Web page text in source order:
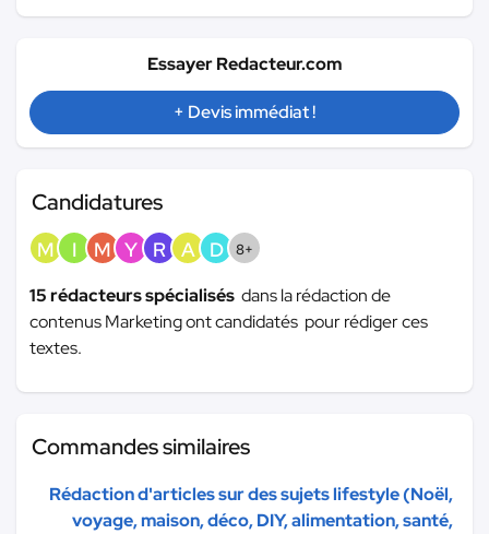
Essayer Redacteur.com
+ Devis immédiat !
Candidatures
M I M Y R A D 8+
15 rédacteurs spécialisés dans la rédaction de
contenus Marketing ont candidatés pour rédiger ces
textes.
Commandes similaires
Rédaction d'articles sur des sujets lifestyle (Noël,
voyage, maison, déco, DIY, alimentation, santé,